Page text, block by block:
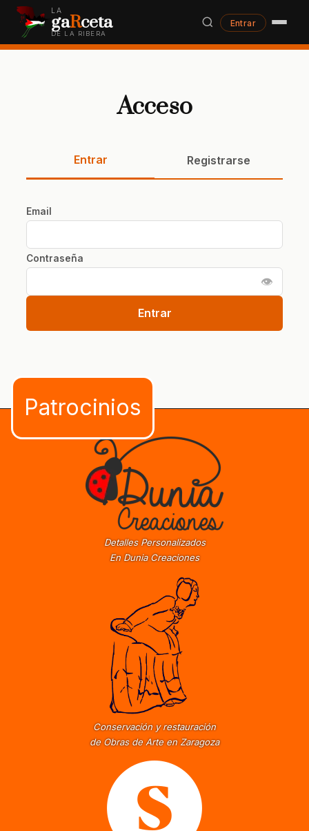
LA
gaRceta
DE LA RIBERA
Entrar
Acceso
Entrar Registrarse
Email
Contraseña
👁
Entrar
Detalles Personalizados
En Dunia Creaciones
Conservación y restauración
de Obras de Arte en Zaragoza